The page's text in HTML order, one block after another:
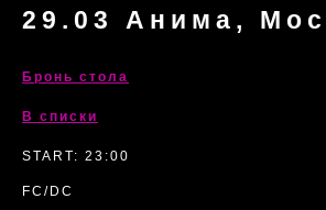
29.03 Анима,
Бронь стола
В списки
START: 23:00
FC/DC